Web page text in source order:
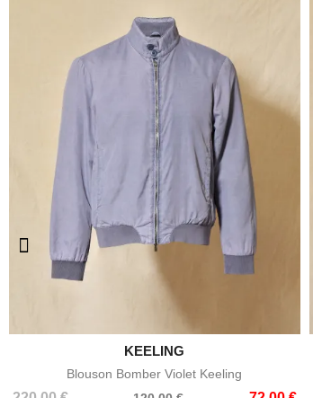
Aperçu rapide
KEELING
Blouson Bomber Violet Keeling